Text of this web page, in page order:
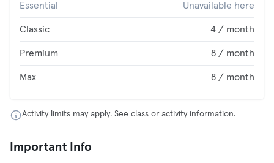
Essential Unavailable here
Classic 4 / month
Premium 8 / month
Max 8 / month
Activity limits may apply. See class or activity information.
Important Info